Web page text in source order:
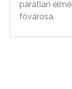
páratlan
fővárosa.